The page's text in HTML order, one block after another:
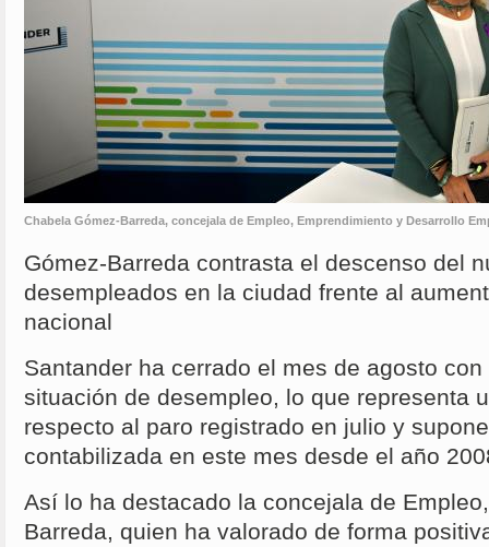
Chabela Gómez-Barreda, concejala de Empleo, Emprendimiento y Desarrollo
Gómez-Barreda contrasta el descenso del
desempleados en la ciudad frente al
nacional
Santander ha cerrado el mes de agosto
situación de desempleo, lo que representa
respecto al paro registrado en julio y
contabilizada en este mes desde el año
Así lo ha destacado la concejala de
Barreda, quien ha valorado de forma